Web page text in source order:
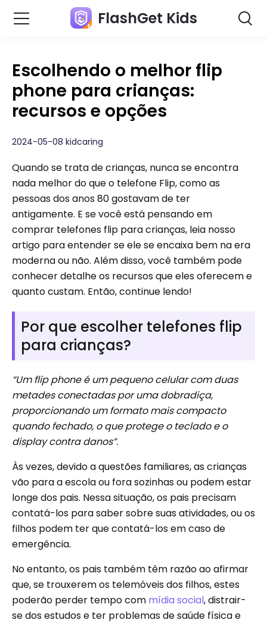
FlashGet Kids
Escolhendo o melhor flip
phone para crianças:
recursos e opções
2024-05-08 kidcaring
Quando se trata de crianças, nunca se encontra
nada melhor do que o telefone Flip, como as
pessoas dos anos 80 gostavam de ter
antigamente. E se você está pensando em
comprar telefones flip para crianças, leia nosso
artigo para entender se ele se encaixa bem na era
moderna ou não. Além disso, você também pode
conhecer detalhe os recursos que eles oferecem e
quanto custam. Então, continue lendo!
Por que escolher telefones flip
para crianças?
“Um flip phone é um pequeno celular com duas
metades conectadas por uma dobradiça,
proporcionando um formato mais compacto
quando fechado, o que protege o teclado e o
display contra danos”.
Às vezes, devido a questões familiares, as crianças
vão para a escola ou fora sozinhas ou podem estar
longe dos pais. Nessa situação, os pais precisam
contatá-los para saber sobre suas atividades, ou os
filhos podem ter que contatá-los em caso de
emergência.
No entanto, os pais também têm razão ao afirmar
que, se trouxerem os telemóveis dos filhos, estes
poderão perder tempo com mídia social, distrair-
se dos estudos e ter problemas de saúde física e